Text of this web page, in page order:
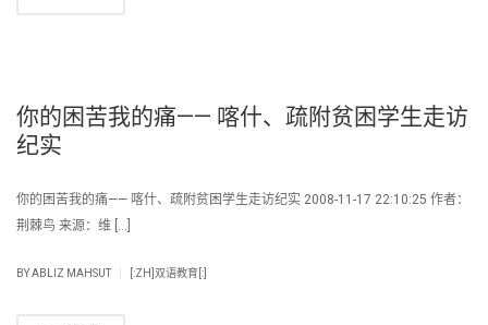
你的困苦我的痛—— 喀什、疏附贫困学生走访
纪实
你的困苦我的痛—— 喀什、疏附贫困学生走访纪实 2008-11-17 22:10:25 作者：
荆棘鸟 来源：维 […]
BYABLIZ MAHSUT [:ZH]双语教育[:]